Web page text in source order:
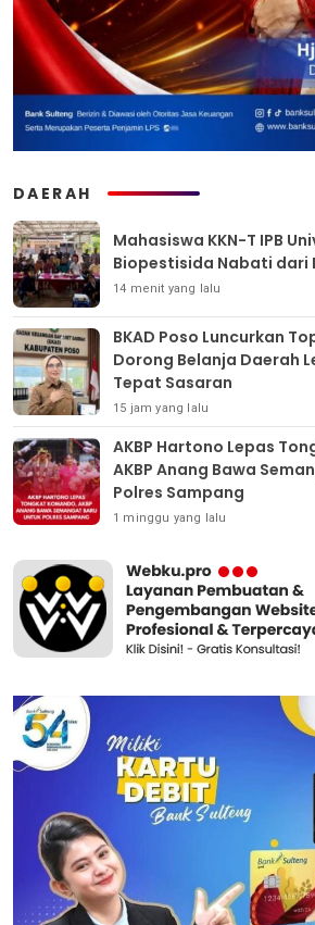
DAERAH
Mahasiswa KKN-T IPB
Biopestisida Nabati dari
14 menit yang lalu
BKAD Poso Luncurkan
Dorong Belanja Daerah
Tepat Sasaran
15 jam yang lalu
AKBP Hartono Lepas
AKBP Anang Bawa
Polres Sampang
1 minggu yang lalu